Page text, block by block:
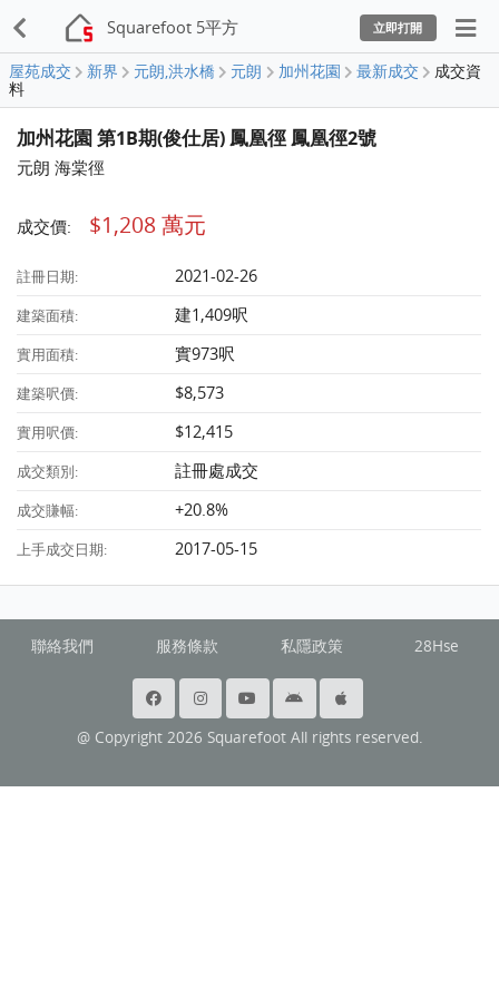
Squarefoot 5平方 立即打開
屋苑成交 新界 元朗,洪水橋 元朗 加州花園 最新成交
成交資
料
加州花園 第1B期(俊仕居) 鳳凰徑 鳳凰徑2號
元朗 海棠徑
成交價: $1,208 萬元
註冊日期: 2021-02-26
建築面積: 建1,409呎
實用面積: 實973呎
建築呎價: $8,573
實用呎價: $12,415
成交類別: 註冊處成交
成交賺幅: +20.8%
上手成交日期: 2017-05-15
聯絡我們 服務條款 私隱政策 28Hse
@ Copyright 2026 Squarefoot All rights reserved.